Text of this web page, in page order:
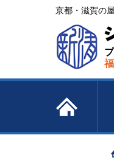
京都・滋賀の